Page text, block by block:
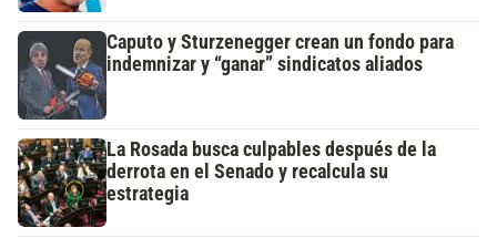
Caputo y Sturzenegger crean un fondo para
indemnizar y “ganar” sindicatos aliados
La Rosada busca culpables después de la
derrota en el Senado y recalcula su
estrategia